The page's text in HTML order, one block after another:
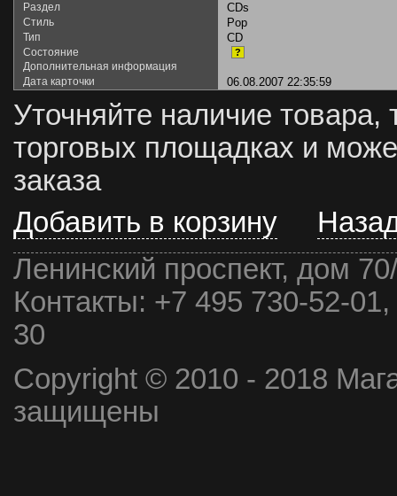
Раздел CDs
Стиль Pop
Тип CD
Состояние ?
Дополнительная информация
Дата карточки
06.08.2007 22:35:59
Уточняйте наличие товара,
торговых площадках и
заказа
Добавить в корзину
Ленинский проспект, дом
Контакты: +7 495 730-52-
30
Copyright © 2010 - 2018
защищены